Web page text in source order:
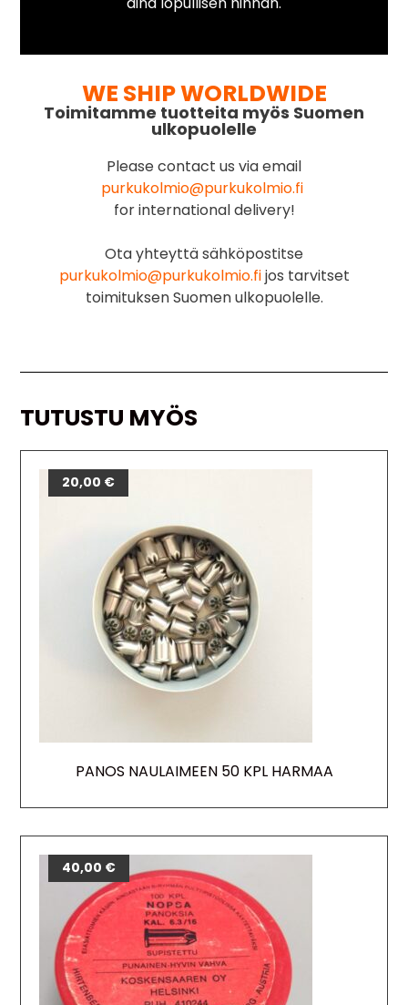
WE SHIP WORLDWIDE
Toimitamme tuotteita myös Suomen
ulkopuolelle
Please contact us via email
purkukolmio@purkukolmio.fi
for international delivery!
Ota yhteyttä sähköpostitse
purkukolmio@purkukolmio.fijos tarvitset
toimituksen Suomen ulkopuolelle.
TUTUSTU MYÖS
PANOS NAULAIMEEN 50 KPL HARMAA
20,00 €
40,00 €